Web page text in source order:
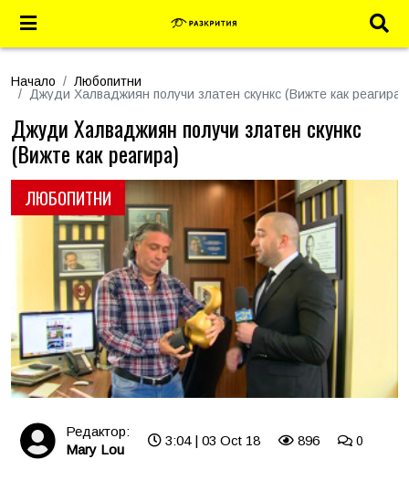
Начало
Любопитни
Джуди Халваджиян получи златен скункс (Вижте как реагира)
ЛЮБОПИТНИ
Джуди Халваджиян получи златен скункс
(Вижте как реагира)
Редактор:
Mary Lou
3:04 | 03 Oct 18 896 0